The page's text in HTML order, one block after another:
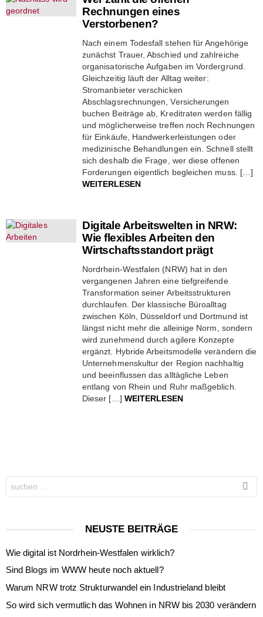
Rechnungen eines
Verstorbenen?
Nach einem Todesfall stehen für Angehörige
zunächst Trauer, Abschied und zahlreiche
organisatorische Aufgaben im Vordergrund.
Gleichzeitig läuft der Alltag weiter:
Stromanbieter verschicken
Abschlagsrechnungen, Versicherungen
buchen Beiträge ab, Kreditraten werden fällig
und möglicherweise treffen noch Rechnungen
für Einkäufe, Handwerkerleistungen oder
medizinische Behandlungen ein. Schnell stellt
sich deshalb die Frage, wer diese offenen
Forderungen eigentlich begleichen muss. […]
WEITERLESEN
Digitale Arbeitswelten in NRW:
Wie flexibles Arbeiten den
Wirtschaftsstandort prägt
Nordrhein-Westfalen (NRW) hat in den
vergangenen Jahren eine tiefgreifende
Transformation seiner Arbeitsstrukturen
durchlaufen. Der klassische Büroalltag
zwischen Köln, Düsseldorf und Dortmund ist
längst nicht mehr die alleinige Norm, sondern
wird zunehmend durch agilere Konzepte
ergänzt. Hybride Arbeitsmodelle verändern die
Unternehmenskultur der Region nachhaltig
und beeinflussen das alltägliche Leben
entlang von Rhein und Ruhr maßgeblich.
Dieser […] WEITERLESEN
for:
NEUSTE BEITRÄGE
Wie digital ist Nordrhein-Westfalen wirklich?
Sind Blogs im WWW heute noch aktuell?
Warum NRW trotz Strukturwandel ein Industrieland bleibt
So wird sich vermutlich das Wohnen in NRW bis 2030 verändern